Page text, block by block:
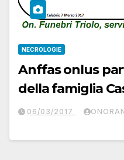
NECROLOGIE
Anffas onlus
della famiglia
06/03/2017